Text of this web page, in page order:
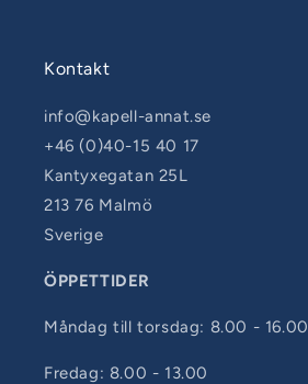
Kontakt
info@kapell-annat.se
+46 (0)40-15 40 17
Kantyxegatan 25L
213 76 Malmö
Sverige
ÖPPETTIDER
Måndag till torsdag: 8.00 - 16.00
Fredag: 8.00 - 13.00